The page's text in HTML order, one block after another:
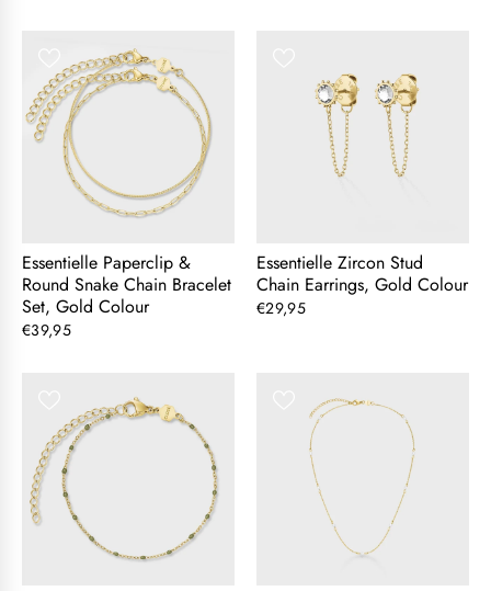
Essentielle Paperclip &
Round Snake Chain Bracelet
Set, Gold Colour
€39,95
Essentielle Zircon Stud
Chain Earrings, Gold Colour
€29,95